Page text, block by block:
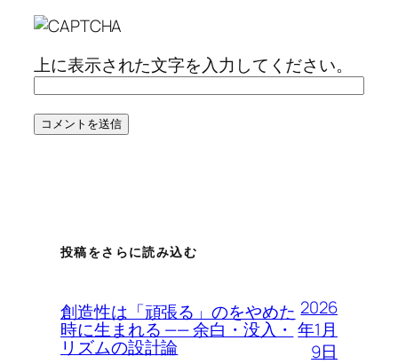
上に表示された文字を入力してください。
投稿をさらに読み込む
創造性は「頑張る」のをやめた
時に生まれる —— 余白・没入・
リズムの設計論
2026
年1月
9日